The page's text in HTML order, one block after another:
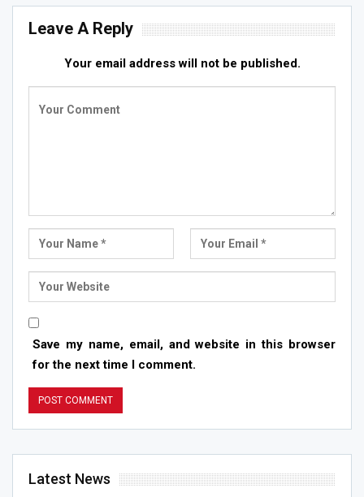
Leave A Reply
Your email address will not be published.
Save my name, email, and website in this browser
for the next time I comment.
Latest News